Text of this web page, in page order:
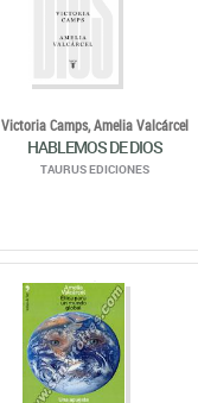
Victoria Camps,Amelia Valcárcel
HABLEMOS DE DIOS
TAURUS EDICIONES